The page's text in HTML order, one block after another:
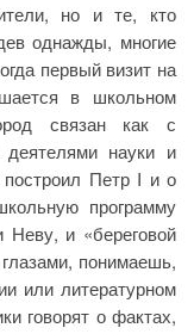
но и те, кто
однажды, многие
первый визит на
в школьном
связан как с
науки и
построил Петр I и о
программу
Неву, и «береговой
понимаешь,
или литературном
говорят о фактах,